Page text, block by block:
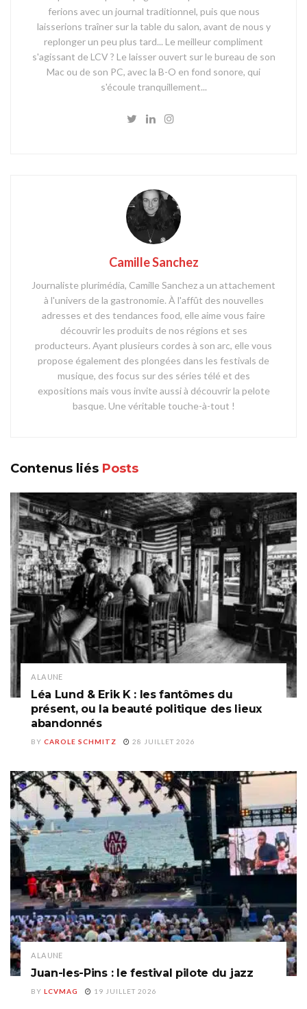
ferions avec un journal traditionnel, puis que nous
laisserions traîner sur la table du salon, avant de nous y
replonger un peu plus tard... Le meilleur compliment
s'agissant de LCV ? Le laisser ouvert sur le bureau de son
Mac ou de son PC, avec la B-O en fond sonore, qui
s'écoule tranquillement...
Camille Sanchez
Journaliste plurimédia, Camille Sanchez a un attachement
à l'univers de la gastronomie. À l'affût des nouvelles
adresses et des tendances food, elle aime vous faire
découvrir les produits de nos régions et ses
producteurs. Ayant plusieurs cordes à son arc, elle vous
propose également des plongées dans les festivals de
musique, des focus sur des séries télé et des
expositions mais vous invite aussi à découvrir la pelote
basque. Une véritable touche-à-tout !
Contenus liés Posts
A LA UNE
Léa Lund & Erik K : les fantômes du
présent, ou la beauté politique des lieux
abandonnés
BY CAROLE SCHMITZ 28 JUILLET 2026
A LA UNE
Juan-les-Pins : le festival pilote du jazz
BY LCVMAG 19 JUILLET 2026